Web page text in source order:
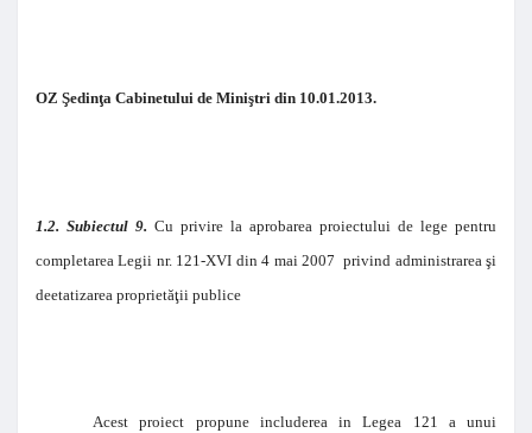
OZ Şedinţa Cabinetului de Miniştri din 10.01.2013.
1.2. Subiectul 9. Cu privire la aprobarea proiectului de lege pentru
completarea Legii nr. 121-XVI din 4 mai 2007 privind administrarea şi
deetatizarea proprietăţii publice
Acest proiect propune includerea in Legea 121 a unui